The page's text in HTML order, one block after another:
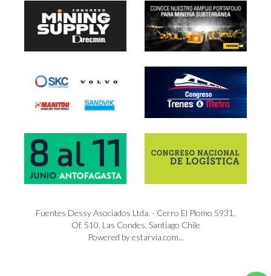
Fuentes Dessy Asociados Ltda. - Cerro El Plomo 5931,
Of. 510, Las Condes, Santiago Chile
Powered by estarvia.com...